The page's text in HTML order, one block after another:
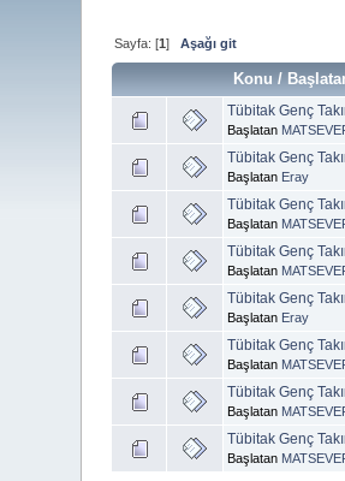
Sayfa: [1]Aşağı git
Konu /
Tübitak Genç
Başlatan
Tübitak Genç
Başlatan Eray
Tübitak Genç
Başlatan
Tübitak Genç
Başlatan
Tübitak Genç
Başlatan Eray
Tübitak Genç
Başlatan
Tübitak Genç
Başlatan
Tübitak Genç
Başlatan